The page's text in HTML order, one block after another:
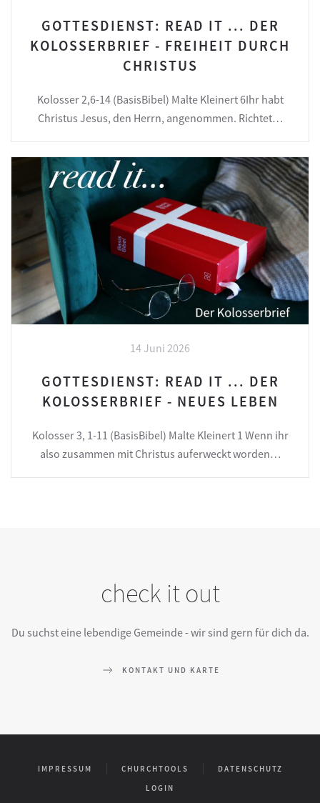
GOTTESDIENST: READ IT ... DER
KOLOSSERBRIEF - FREIHEIT DURCH
CHRISTUS
Kolosser 2,6-14 (BasisBibel) Malte Kleinert 6Ihr habt
Christus Jesus, den Herrn, angenommen. Richtet…
14 Juni 2026
GOTTESDIENST: READ IT ... DER
KOLOSSERBRIEF - NEUES LEBEN
Kolosser 3, 1-11 (BasisBibel) Malte Kleinert 1 Wenn ihr
also zusammen mit Christus auferweckt worden…
check it out
Du suchst eine lebendige Gemeinde - wir sind gern für dich da.
KONTAKT UND KARTE
IMPRESSUM CHURCHTOOLS
DATENSCHUTZ
LOGIN